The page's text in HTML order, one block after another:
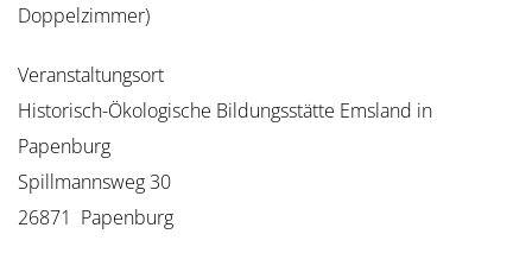
Doppelzimmer)
Veranstaltungsort
Historisch-Ökologische Bildungsstätte Emsland in
Papenburg
Spillmannsweg 30
26871 Papenburg